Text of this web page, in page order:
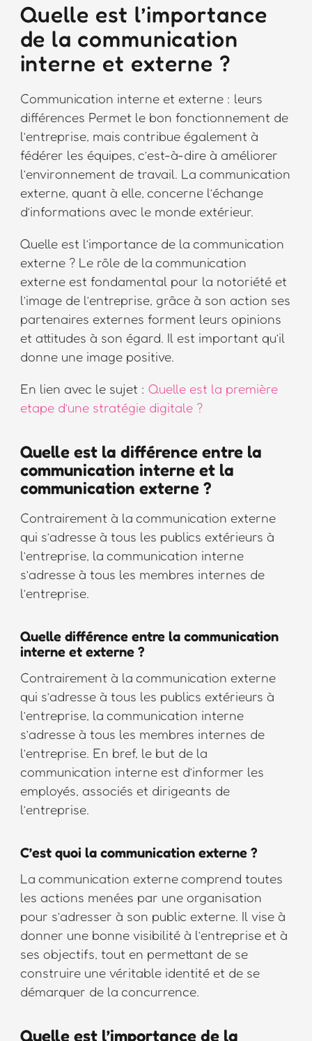
Quelle est l’importance
de la communication
interne et externe ?
Communication interne et externe : leurs
différences Permet le bon fonctionnement de
l’entreprise, mais contribue également à
fédérer les équipes, c’est-à-dire à améliorer
l’environnement de travail. La communication
externe, quant à elle, concerne l’échange
d’informations avec le monde extérieur.
Quelle est l’importance de la communication
externe ? Le rôle de la communication
externe est fondamental pour la notoriété et
l’image de l’entreprise, grâce à son action ses
partenaires externes forment leurs opinions
et attitudes à son égard. Il est important qu’il
donne une image positive.
En lien avec le sujet : Quelle est la première
etape d’une stratégie digitale ?
Quelle est la différence entre la
communication interne et la
communication externe ?
Contrairement à la communication externe
qui s’adresse à tous les publics extérieurs à
l’entreprise, la communication interne
s’adresse à tous les membres internes de
l’entreprise.
Quelle différence entre la communication
interne et externe ?
Contrairement à la communication externe
qui s’adresse à tous les publics extérieurs à
l’entreprise, la communication interne
s’adresse à tous les membres internes de
l’entreprise. En bref, le but de la
communication interne est d’informer les
employés, associés et dirigeants de
l’entreprise.
C’est quoi la communication externe ?
La communication externe comprend toutes
les actions menées par une organisation
pour s’adresser à son public externe. Il vise à
donner une bonne visibilité à l’entreprise et à
ses objectifs, tout en permettant de se
construire une véritable identité et de se
démarquer de la concurrence.
Quelle est l’importance de la